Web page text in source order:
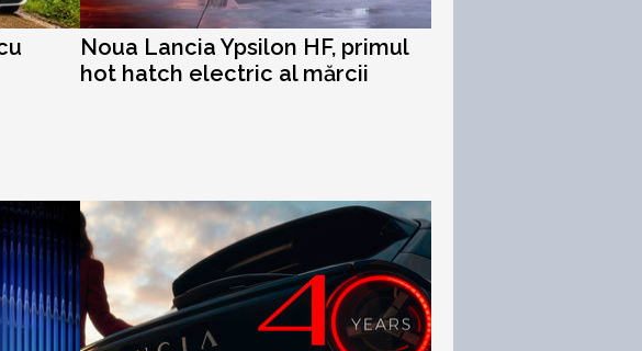
Noua Lancia Ypsilon HF, primul
hot hatch electric al mărcii